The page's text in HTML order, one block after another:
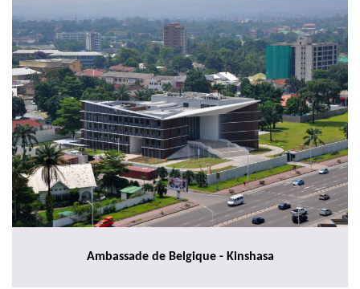
Ambassade de Belgique - Kinshasa